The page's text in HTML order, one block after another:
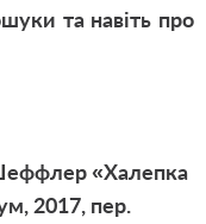
та навіть про
«Халепка
2017, пер.